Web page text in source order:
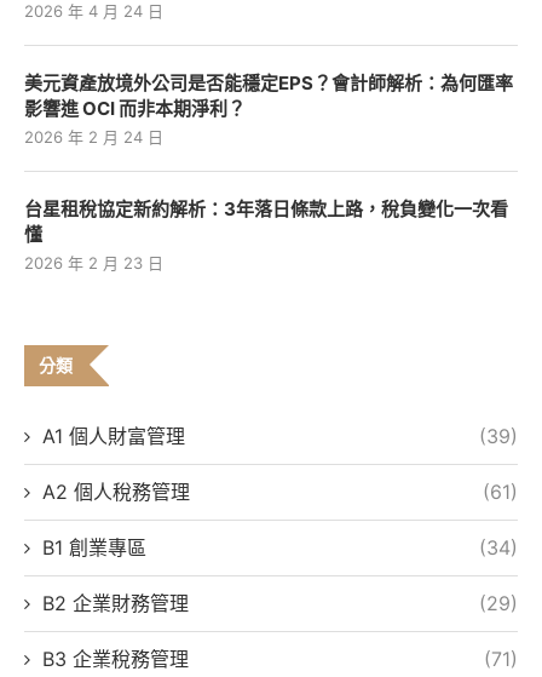
2026 年 4 月 24 日
美元資產放境外公司是否能穩定EPS？會計師解析：為何匯率
影響進 OCI 而非本期淨利？
2026 年 2 月 24 日
台星租稅協定新約解析：3年落日條款上路，稅負變化一次看
懂
2026 年 2 月 23 日
分類
A1 個人財富管理 (39)
A2 個人稅務管理 (61)
B1 創業專區 (34)
B2 企業財務管理 (29)
B3 企業稅務管理 (71)